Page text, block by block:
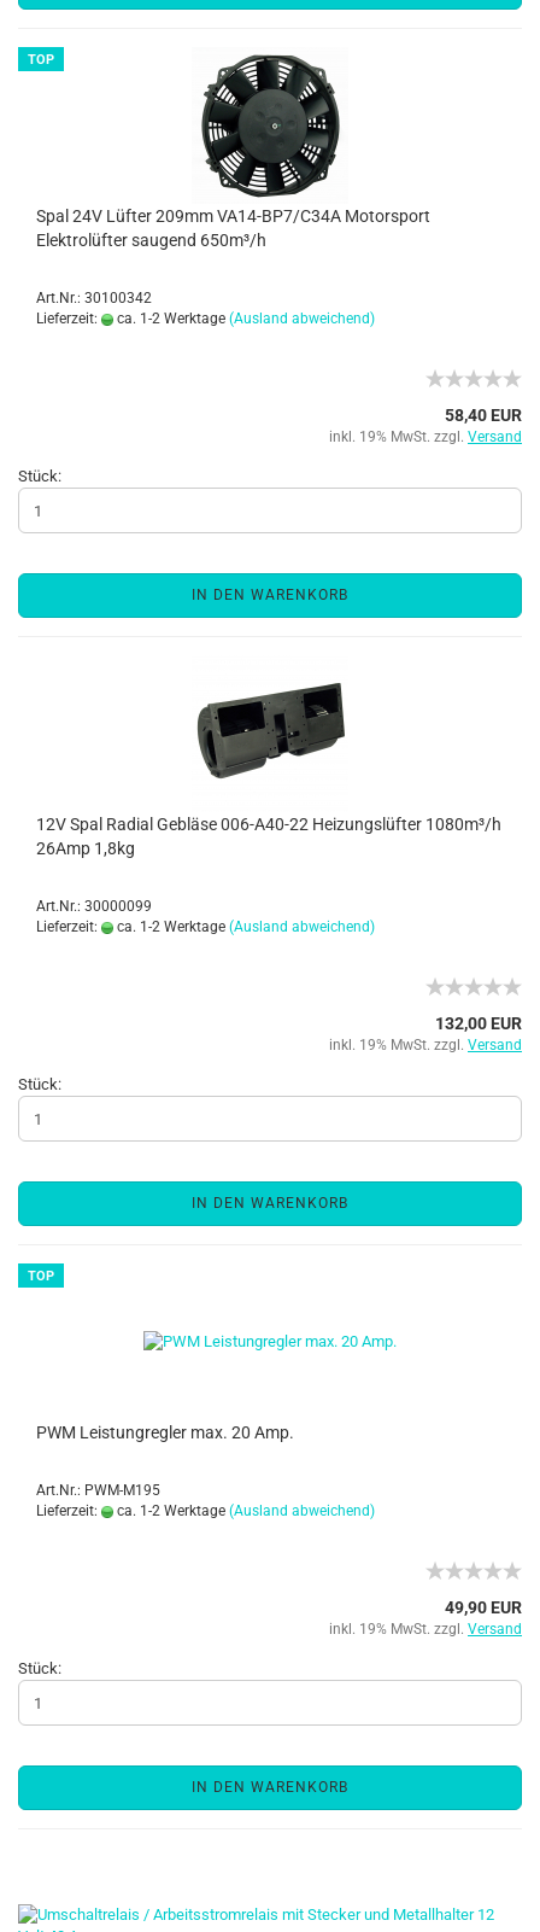
TOP
Spal 24V Lüfter 209mm VA14-BP7/C34A Motorsport
Elektrolüfter saugend 650m³/h
Art.Nr.: 30100342
Lieferzeit:
ca. 1-2 Werktage (Ausland abweichend)
58,40 EUR
inkl. 19% MwSt. zzgl. Versand
Stück:
IN DEN WARENKORB
12V Spal Radial Gebläse 006-A40-22 Heizungslüfter 1080m³/h
26Amp 1,8kg
Art.Nr.: 30000099
Lieferzeit:
ca. 1-2 Werktage (Ausland abweichend)
132,00 EUR
inkl. 19% MwSt. zzgl. Versand
Stück:
IN DEN WARENKORB
TOP
PWM Leistungregler max. 20 Amp.
Art.Nr.: PWM-M195
Lieferzeit:
ca. 1-2 Werktage (Ausland abweichend)
49,90 EUR
inkl. 19% MwSt. zzgl. Versand
Stück:
IN DEN WARENKORB